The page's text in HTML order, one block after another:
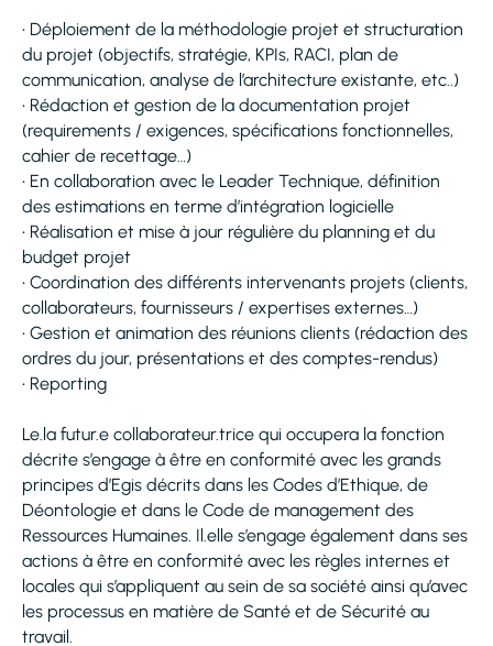
• Déploiement de la méthodologie projet et structuration
du projet (objectifs, stratégie, KPIs, RACI, plan de
communication, analyse de l’architecture existante, etc..)
• Rédaction et gestion de la documentation projet
(requirements / exigences, spécifications fonctionnelles,
cahier de recettage…)
• En collaboration avec le Leader Technique, définition
des estimations en terme d’intégration logicielle
• Réalisation et mise à jour régulière du planning et du
budget projet
• Coordination des différents intervenants projets (clients,
collaborateurs, fournisseurs / expertises externes…)
• Gestion et animation des réunions clients (rédaction des
ordres du jour, présentations et des comptes-rendus)
• Reporting
Le.la futur.e collaborateur.trice qui occupera la fonction
décrite s’engage à être en conformité avec les grands
principes d’Egis décrits dans les Codes d’Ethique, de
Déontologie et dans le Code de management des
Ressources Humaines. Il.elle s’engage également dans ses
actions à être en conformité avec les règles internes et
locales qui s’appliquent au sein de sa société ainsi qu’avec
les processus en matière de Santé et de Sécurité au
travail.